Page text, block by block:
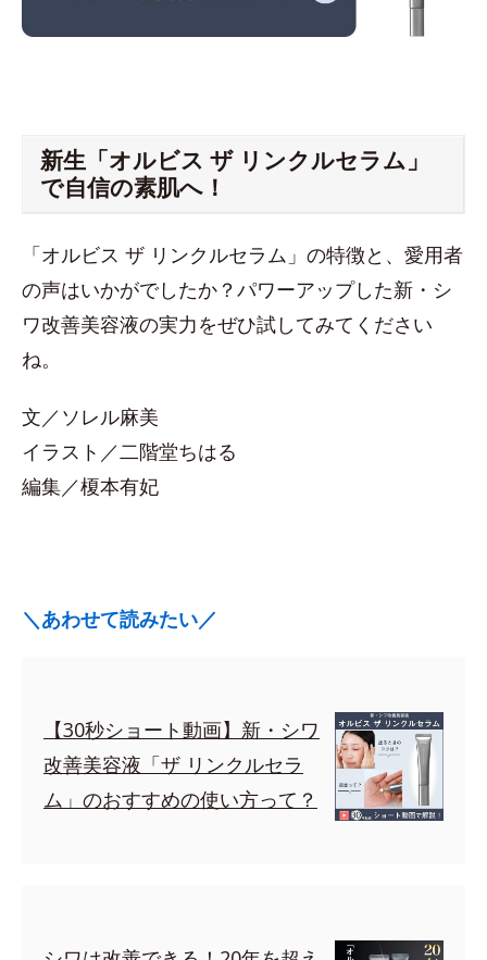
新生「オルビス ザ リンクルセラム」
で自信の素肌へ！
「オルビス ザ リンクルセラム」の特徴と、愛用者
の声はいかがでしたか？パワーアップした新・シ
ワ改善美容液の実力をぜひ試してみてください
ね。
文／ソレル麻美
イラスト／二階堂ちはる
編集／榎本有妃
＼あわせて読みたい／
【30秒ショート動画】新・シワ
改善美容液「ザ リンクルセラ
ム」のおすすめの使い方って？